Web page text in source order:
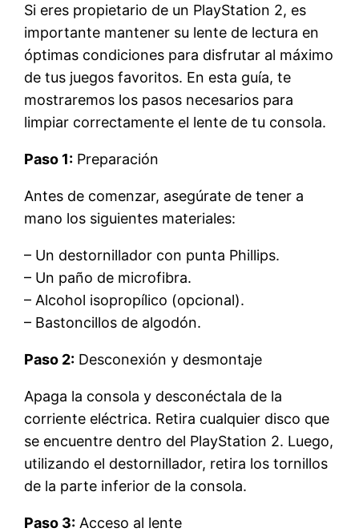
Si eres propietario de un PlayStation 2, es
importante mantener su lente de lectura en
óptimas condiciones para disfrutar al máximo
de tus juegos favoritos. En esta guía, te
mostraremos los pasos necesarios para
limpiar correctamente el lente de tu consola.
Paso 1: Preparación
Antes de comenzar, asegúrate de tener a
mano los siguientes materiales:
– Un destornillador con punta Phillips.
– Un paño de microfibra.
– Alcohol isopropílico (opcional).
– Bastoncillos de algodón.
Paso 2: Desconexión y desmontaje
Apaga la consola y desconéctala de la
corriente eléctrica. Retira cualquier disco que
se encuentre dentro del PlayStation 2. Luego,
utilizando el destornillador, retira los tornillos
de la parte inferior de la consola.
Paso 3: Acceso al lente